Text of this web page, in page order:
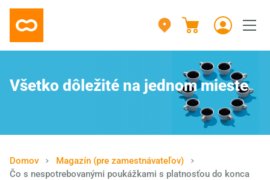
Všetko dôležité na jednom mieste
Domov
Magazín (pre zamestnávateľov)
Čo s nespotrebovanými poukážkami s platnosťou do konca